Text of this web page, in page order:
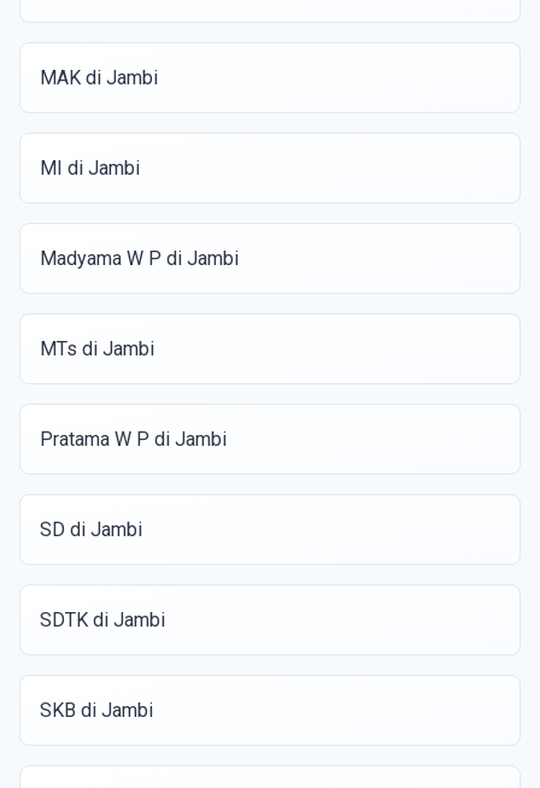
MAK di Jambi
MI di Jambi
Madyama W P di Jambi
MTs di Jambi
Pratama W P di Jambi
SD di Jambi
SDTK di Jambi
SKB di Jambi